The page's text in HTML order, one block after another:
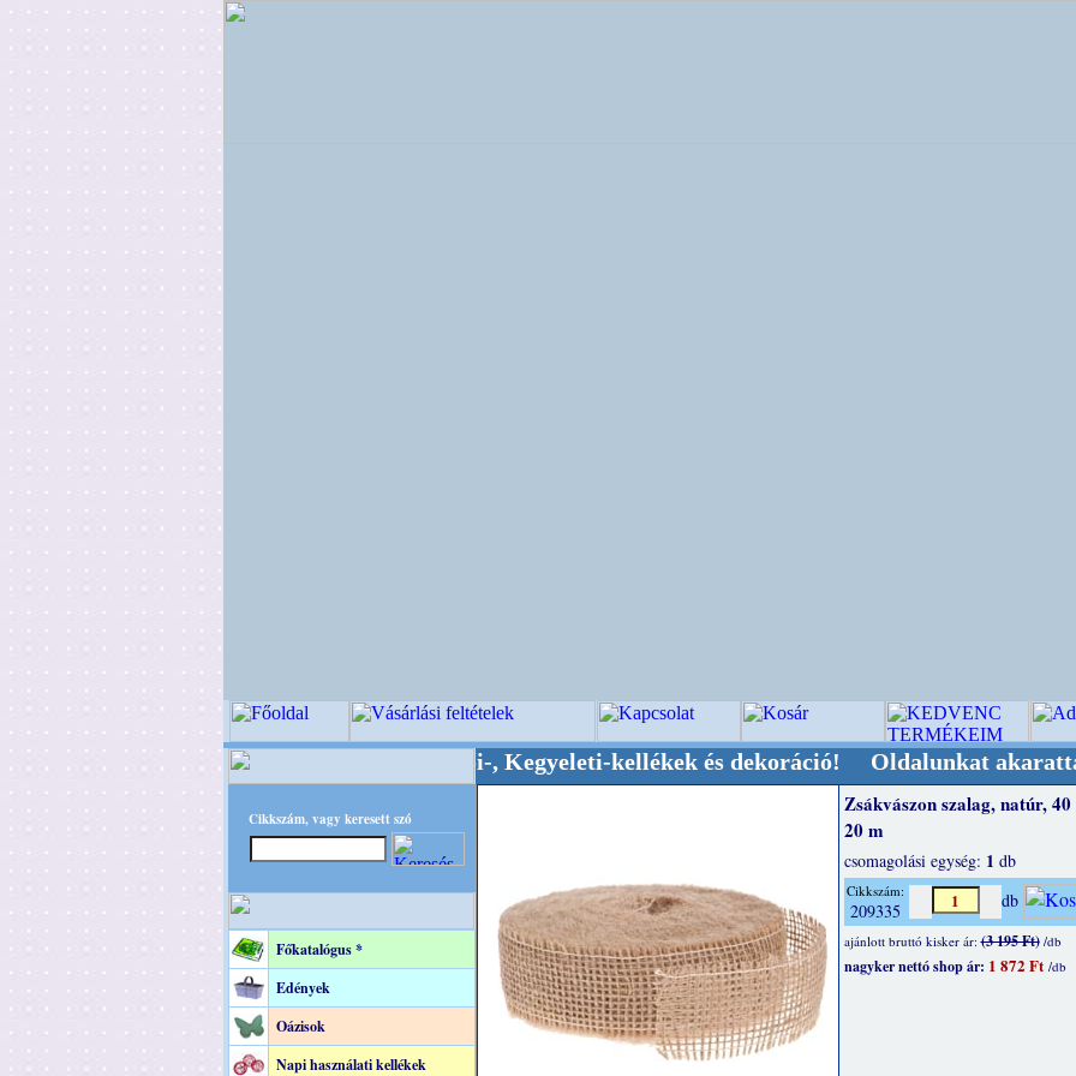
Cikkszám, vagy keresett szó
Főkatalógus *
Edények
Oázisok
Napi használati kellékek
Virágkötészeti-, Esküvői-, Kegyeleti-kellékek és dekoráció! Oldalunkat akarattal tartjuk
Zsákvászon szalag, natúr,
20 m
csomagolási egység: 1 db
Cikkszám:
209335 db
ajánlott bruttó kisker ár:(3 195 Ft)/db
nagyker nettó shop ár: 1 872 Ft /db